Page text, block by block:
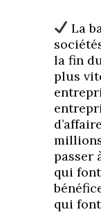
La
la fin
plus
passer
qui
qui